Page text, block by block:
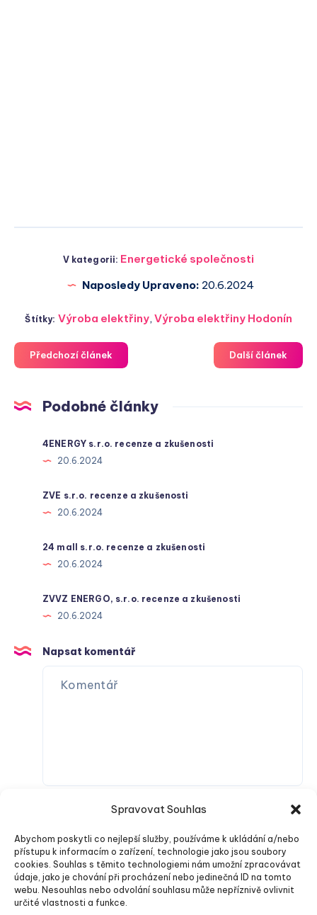
Spravovat Souhlas
Abychom poskytli co nejlepší služby, používáme k ukládání a/nebo
přístupu k informacím o zařízení, technologie jako jsou soubory
cookies. Souhlas s těmito technologiemi nám umožní zpracovávat
údaje, jako je chování při procházení nebo jedinečná ID na tomto
webu. Nesouhlas nebo odvolání souhlasu může nepříznivě ovlivnit
určité vlastnosti a funkce.
V kategorii: Energetické společnosti
Naposledy Upraveno: 20.6.2024
Štítky: Výroba elektřiny, Výroba elektřiny Hodonín
Předchozí článek Další článek
Podobné články
4ENERGY s.r.o. recenze a zkušenosti
20.6.2024
ZVE s.r.o. recenze a zkušenosti
20.6.2024
24 mall s.r.o. recenze a zkušenosti
20.6.2024
ZVVZ ENERGO, s.r.o. recenze a zkušenosti
20.6.2024
Napsat komentář
Odeslat komentář